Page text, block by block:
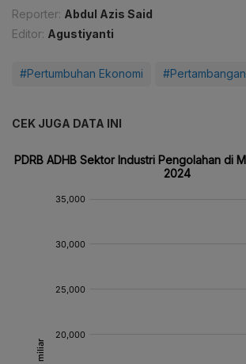
Reporter: Abdul Azis Said
Editor: Agustiyanti
#Pertumbuhan Ekonomi #Pertambangan
CEK JUGA DATA INI